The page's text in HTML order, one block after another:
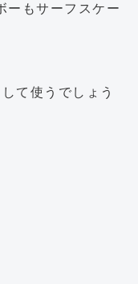
ーもサーフスケー
て使うでしょう